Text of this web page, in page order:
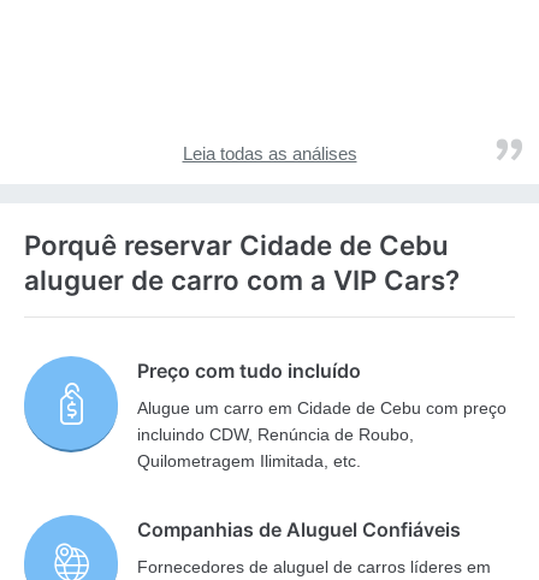
Leia todas as análises
Porquê reservar Cidade de Cebu
aluguer de carro com a VIP Cars?
Preço com tudo incluído
Alugue um carro em Cidade de Cebu com preço
incluindo CDW, Renúncia de Roubo,
Quilometragem Ilimitada, etc.
Companhias de Aluguel Confiáveis
Fornecedores de aluguel de carros líderes em